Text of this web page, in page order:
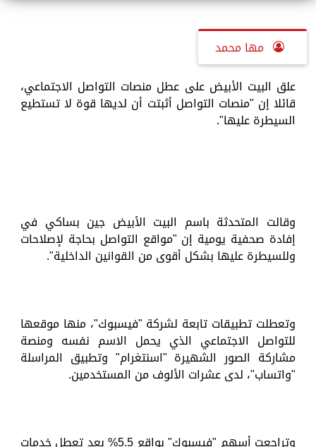
مها محمد
علق البيت الأبيض على عطل منصات التواصل الاجتماعي،
قائلا إن "منصات التواصل أثبتت أن لديها قوة لا تستطيع
السيطرة عليها".
وقالت المتحدثة باسم البيت الأبيض جين بساكي في
إفادة صحفية يومية إن "مواقع التواصل بحاجة لإصلاحات
وللسيطرة عليها بشكل أقوى من القوانين الداخلية".
وتعطلت تطبيقات تابعة لشركة "فيسبوك"، منها موقعها
للتواصل الاجتماعي الذي يحمل الاسم نفسه ومنصة
مشاركة الصور الشهيرة "اسنتغرام" وتطبيق المراسلة
"واتساب"، لدى عشرات الألوف من المستخدمين.
وتراجعت أسهم "فيسبوك" بواقع 5.5% بعد تعطل خدمات